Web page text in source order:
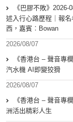
《巴膠不敗》
述入行心路歷程｜報
西，嘉賓︰Bowan
2026/08/07
《香港台 – 聲音專
汽水機 AI即變狡猾
2026/08/07
《香港台 – 聲音專
洲活出精彩人生